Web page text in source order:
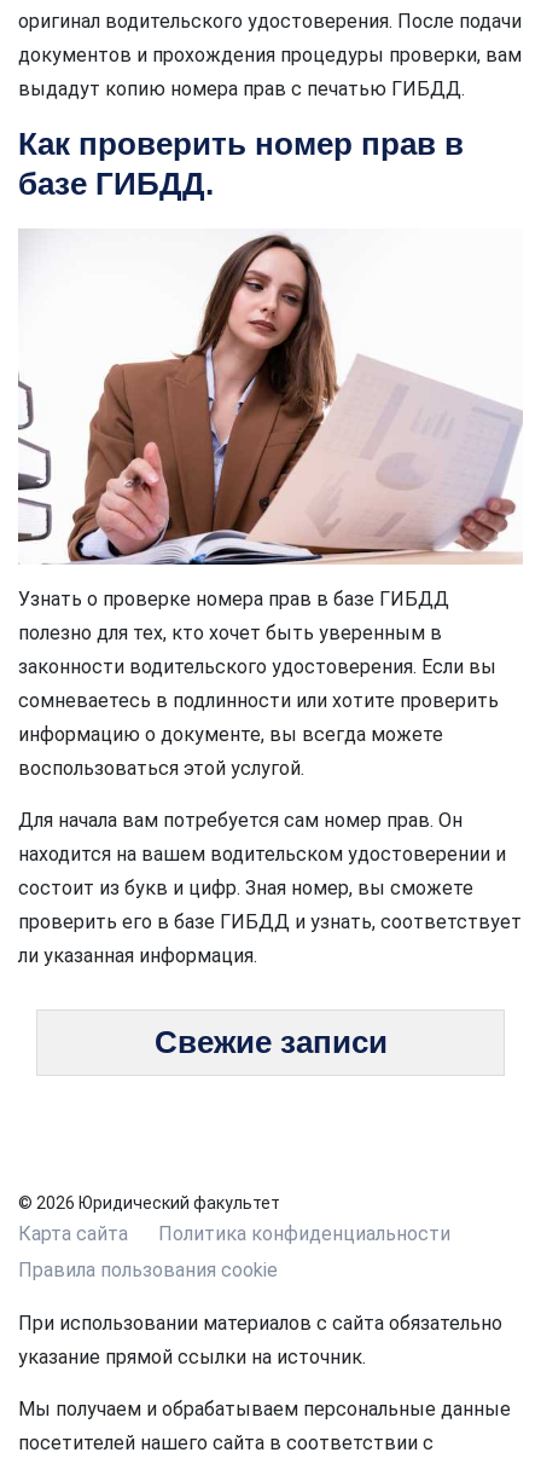
оригинал водительского удостоверения. После подачи
документов и прохождения процедуры проверки, вам
выдадут копию номера прав с печатью ГИБДД.
Как проверить номер прав в
базе ГИБДД.
Узнать о проверке номера прав в базе ГИБДД
полезно для тех, кто хочет быть уверенным в
законности водительского удостоверения. Если вы
сомневаетесь в подлинности или хотите проверить
информацию о документе, вы всегда можете
воспользоваться этой услугой.
Для начала вам потребуется сам номер прав. Он
находится на вашем водительском удостоверении и
состоит из букв и цифр. Зная номер, вы сможете
проверить его в базе ГИБДД и узнать, соответствует
ли указанная информация.
Свежие записи
© 2026 Юридический факультет
Карта сайта
Политика конфиденциальности
Правила пользования cookie
При использовании материалов с сайта обязательно
указание прямой ссылки на источник.
Мы получаем и обрабатываем персональные данные
посетителей нашего сайта в соответствии с